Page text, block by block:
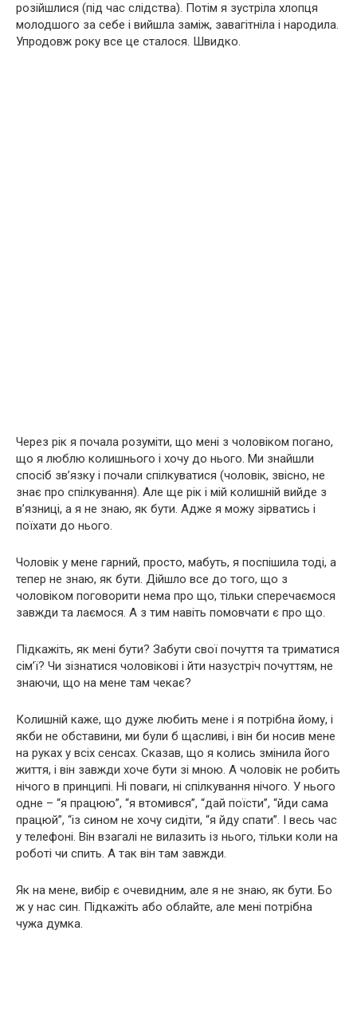
розійшлися (під час слідства). Потім я зустріла хлопця
молодшого за себе і вийшла заміж, завагітніла і народила.
Упродовж року все це сталося. Швидко.
Через рік я почала розуміти, що мені з чоловіком погано,
що я люблю колишнього і хочу до нього. Ми знайшли
спосіб зв’язку і почали спілкуватися (чоловік, звісно, не
знає про спілкування). Але ще рік і мій колишній вийде з
в’язниці, а я не знаю, як бути. Адже я можу зірватись і
поїхати до нього.
Чоловік у мене гарний, просто, мабуть, я поспішила тоді, а
тепер не знаю, як бути. Дійшло все до того, що з
чоловіком поговорити нема про що, тільки сперечаємося
завжди та лаємося. А з тим навіть помовчати є про що.
Підкажіть, як мені бути? Забути свої почуття та триматися
сім’ї? Чи зізнатися чоловікові і йти назустріч почуттям, не
знаючи, що на мене там чекає?
Колишній каже, що дуже любить мене і я потрібна йому, і
якби не обставини, ми були б щасливі, і він би носив мене
на руках у всіх сенсах. Сказав, що я колись змінила його
життя, і він завжди хоче бути зі мною. А чоловік не робить
нічого в принципі. Ні поваги, ні спілкування нічого. У нього
одне – “я працюю”, “я втомився”, “дай поїсти”, “йди сама
працюй”, “із сином не хочу сидіти, “я йду спати”. І весь час
у телефоні. Він взагалі не вилазить із нього, тільки коли на
роботі чи спить. А так він там завжди.
Як на мене, вибір є очевидним, але я не знаю, як бути. Бо
ж у нас син. Підкажіть або облайте, але мені потрібна
чужа думка.